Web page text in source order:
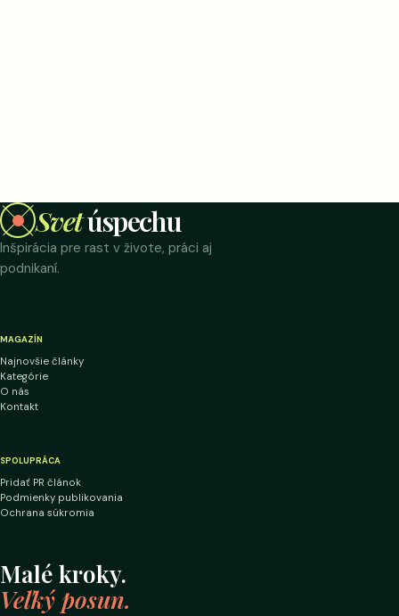
Svetúspechu
Inšpirácia pre rast v živote, práci aj
podnikaní.
MAGAZÍN
Najnovšie články
Kategórie
O nás
Kontakt
SPOLUPRÁCA
Pridať PR článok
Podmienky publikovania
Ochrana súkromia
Malé kroky.
Veľký posun.